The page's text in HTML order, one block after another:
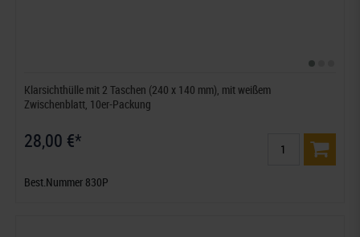
Klarsichthülle mit 2 Taschen (240 x 140 mm), mit weißem
Zwischenblatt, 10er-Packung
28,00 €*
Best.Nummer 830P